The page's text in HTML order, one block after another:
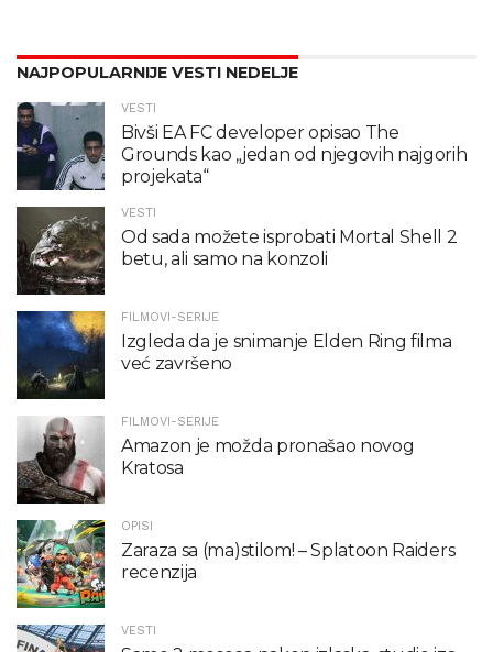
NAJPOPULARNIJE VESTI NEDELJE
VESTI
Bivši EA FC developer opisao The
Grounds kao „jedan od njegovih najgorih
projekata“
VESTI
Od sada možete isprobati Mortal Shell 2
betu, ali samo na konzoli
FILMOVI-SERIJE
Izgleda da je snimanje Elden Ring filma
već završeno
FILMOVI-SERIJE
Amazon je možda pronašao novog
Kratosa
OPISI
Zaraza sa (ma)stilom! – Splatoon Raiders
recenzija
VESTI